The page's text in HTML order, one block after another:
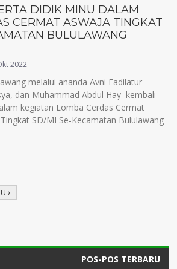
DIDIK MINU DALAM
CERMAT ASWAJA TINGKAT
BULULAWANG
2022
melalui ananda Avni Fadilatur
dan Muhammad Abdul Hay kembali
kegiatan Lomba Cerdas Cermat
SD/MI Se-Kecamatan Bululawang
POS-POS TERBARU